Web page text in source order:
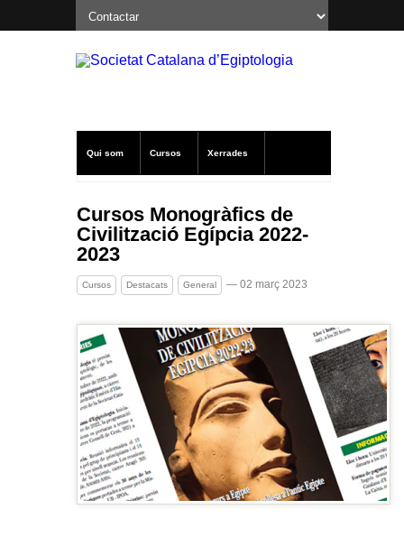
Qui som Cursos Xerrades
Publicacions Altres
Cursos Monogràfics de
Civilització Egípcia 2022-
2023
Cursos Destacats General — 02 març 2023